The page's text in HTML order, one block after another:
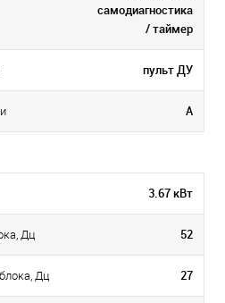
самодиагностика
/ таймер
пульт ДУ
А
3.67 кВт
Дц 52
Дц 27